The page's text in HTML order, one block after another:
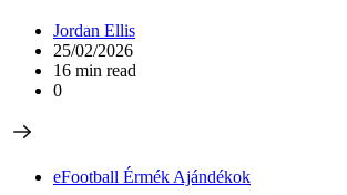
Jordan Ellis
25/02/2026
16 min read
0
eFootball Érmék Ajándékok